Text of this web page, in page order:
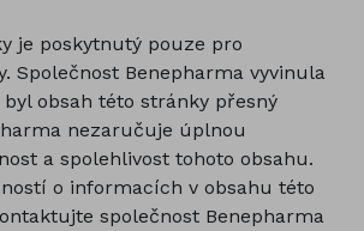
je poskytnutý pouze pro
Společnost Benepharma vyvinula
obsah této stránky přesný
nezaručuje úplnou
a spolehlivost tohoto obsahu.
o informacích v obsahu této
společnost Benepharma